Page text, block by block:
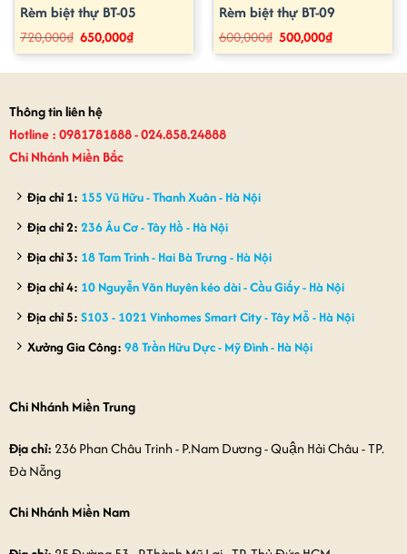
Rèm biệt thự BT-05
720,000₫ Giá
gốc
là:
720,000₫.
650,000₫Giá
hiện
tại
là:
Rèm biệt thự BT-09
600,000₫ Giá
gốc
là:
600,000₫.
500,000₫Giá
hiện
tại
là:
Thông tin liên hệ
Hotline : 0981781888 - 024.858.24888
Chi Nhánh Miền Bắc
Địa chỉ 1: 155 Vũ Hữu - Thanh Xuân - Hà Nội
Địa chỉ 2: 236 Âu Cơ - Tây Hồ - Hà Nội
Địa chỉ 3: 18 Tam Trinh - Hai Bà Trưng - Hà Nội
Địa chỉ 4: 10 Nguyễn Văn Huyên kéo dài - Cầu Giấy - Hà Nội
Địa chỉ 5: S103 - 1021 Vinhomes Smart City - Tây Mỗ - Hà Nội
Xưởng Gia Công: 98 Trần Hữu Dực - Mỹ Đình - Hà Nội
Chi Nhánh Miền Trung
Địa chỉ: 236 Phan Châu Trinh - P.Nam Dương - Quận Hải Châu - TP.
Đà Nẵng
Chi Nhánh Miền Nam